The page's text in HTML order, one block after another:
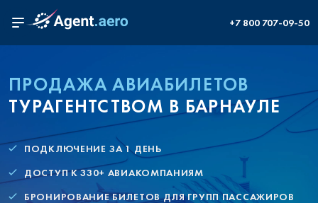
+7 800 707-09-50
ПРОДАЖА АВИАБИЛЕТОВ
ТУРАГЕНТСТВОМ В БАРНАУЛЕ
ПОДКЛЮЧЕНИЕ ЗА 1 ДЕНЬ
ДОСТУП К 330+ АВИАКОМПАНИЯМ
БРОНИРОВАНИЕ БИЛЕТОВ ДЛЯ ГРУПП ПАССАЖИРОВ